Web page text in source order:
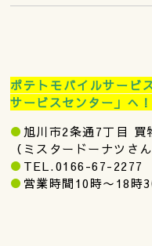
ポテトモバイルサービ
サービスセンター」へ！
● 旭川市2条通7丁目
（ミスタードーナツさ
● TEL.0166-67-2277
● 営業時間10時〜18時